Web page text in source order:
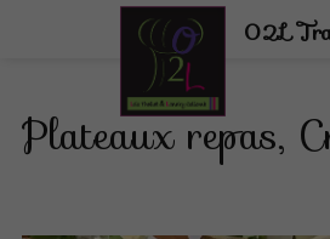
02L
Plateaux repas,